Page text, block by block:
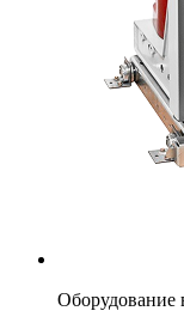
Оборудование